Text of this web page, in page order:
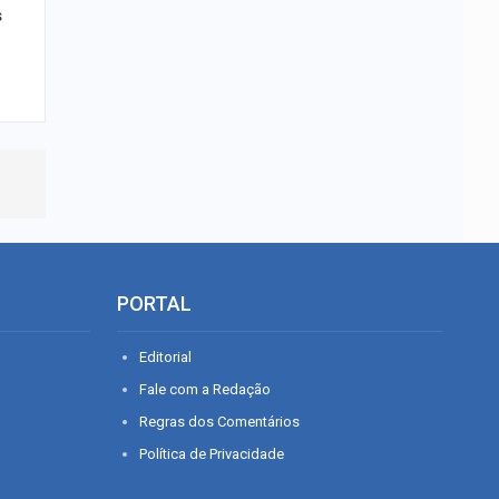
PORTAL
Editorial
Fale com a Redação
Regras dos Comentários
Política de Privacidade